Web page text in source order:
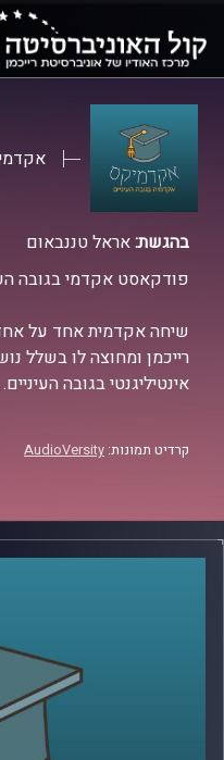
בהגשת:אראל טננבאום
פודקאסט אקדמי בגובה
שיחה אקדמית אחד על
רייכמן ומחוצה לו בשלל
אינטיליגנטי בגובה העיניים.
קרדיט תמונות: AudioVersity